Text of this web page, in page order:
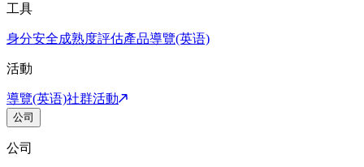
工具
身分安全成熟度評估產品導覽(英语)
活動
導覽(英语)社群活動
公司
公司